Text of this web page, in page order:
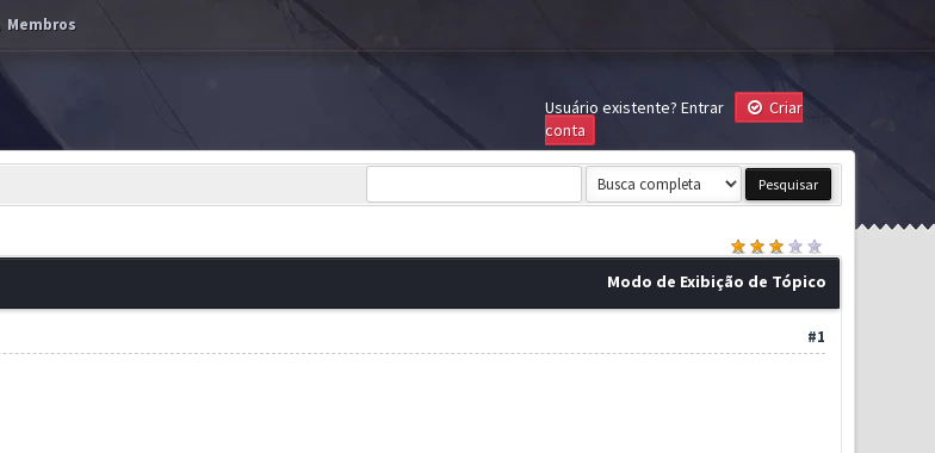
Membros
Usuário existente? Entrar
Criar
conta
Modo de Exibição de Tópico
#1